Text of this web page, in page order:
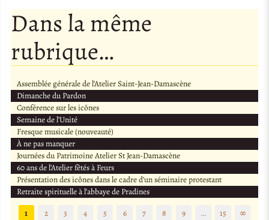
Dans la même
rubrique…
Assemblée générale de l’Atelier Saint-Jean-Damascène
Dimanche du Pardon
Conférence sur les icônes
Semaine de l’Unité
Fresque musicale (nouveauté)
À ne pas manquer
Journées du Patrimoine Atelier St Jean-Damascène
60 ans de l’Atelier fêtés à Feurs
Présentation des icônes dans le cadre d’un séminaire protestant
Retraite spirituelle à l’abbaye de Pradines
1
2 3 4 5 6 7 8 9 … 15 ∞